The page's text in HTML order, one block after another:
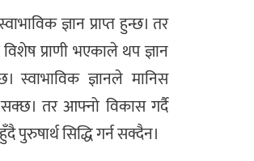
ज्ञान प्राप्त हुन्छ। तर
प्राणी भएकाले थप ज्ञान
स्वाभाविक ज्ञानले मानिस
तर आफ्नो विकास गर्दै
पुरुषार्थ सिद्धि गर्न सक्दैन।